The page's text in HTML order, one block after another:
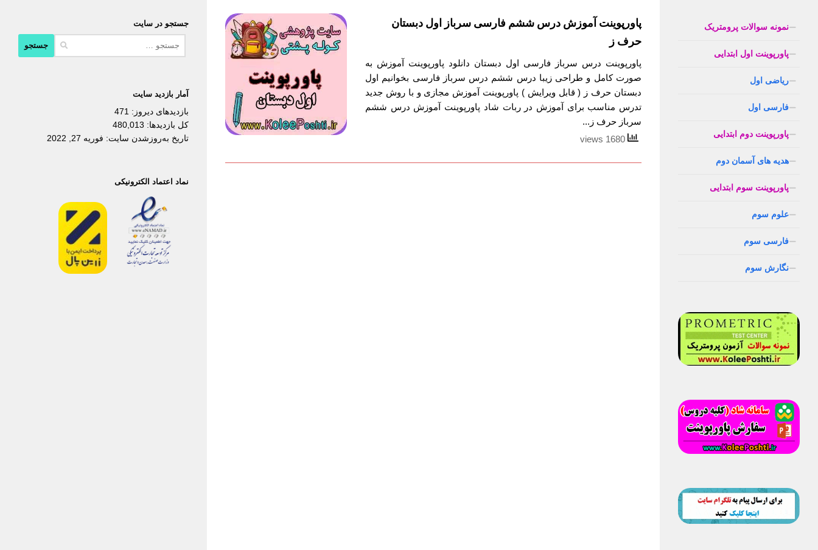
پاورپوینت آموزش درس ششم فارسی سرباز اول دبستان
حرف ز
پاورپوینت درس سرباز فارسی اول دبستان دانلود پاورپوینت آموزش به
صورت کامل و طراحی زیبا درس ششم درس سرباز فارسی بخوانیم اول
دبستان حرف ز ( قابل ویرایش ) پاورپوینت آموزش مجازی و با روش جدید
تدرس مناسب برای آموزش در ربات شاد پاورپوینت آموزش درس ششم
سرباز حرف ز...
جستجو در سایت
آمار بازدید سایت
بازدیدهای دیروز: 471
کل بازدیدها: 480,013
تاریخ به‌روزشدن سایت: فوریه 27, 2022
نماد اعتماد الکترونیکی
نمونه سوالات پرومتریک
پاورپوینت اول ابتدایی
ریاضی اول
فارسی اول
پاورپوینت دوم ابتدایی
هدیه های آسمان دوم
پاورپوینت سوم ابتدایی
علوم سوم
فارسی سوم
نگارش سوم